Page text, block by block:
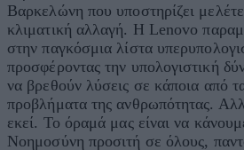
Βαρκελώνη που υποστηρίζει
κλιματική αλλαγή. Η Lenovo
στην παγκόσμια λίστα
προσφέροντας την υπολογιστική
να βρεθούν λύσεις σε κάποια από
προβλήματα της ανθρωπότητας.
εκεί. Το όραμά μας είναι να
Νοημοσύνη προσιτή σε όλους,